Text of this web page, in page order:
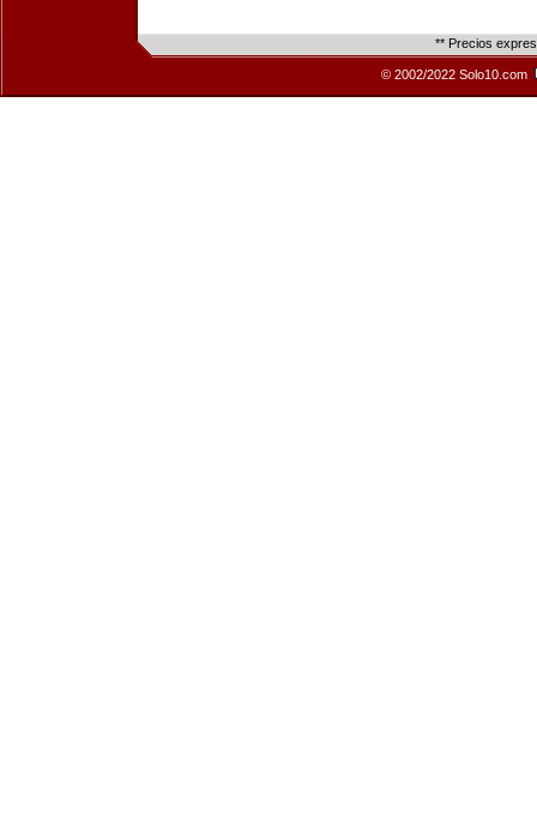
** Precios
© 2002/2022 Solo10.com